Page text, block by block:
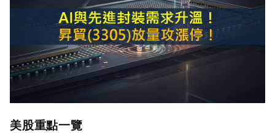
美股重點一覽